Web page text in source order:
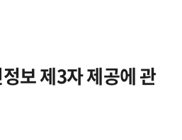
보 제3자 제공에 관